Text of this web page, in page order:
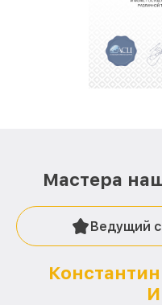
За годы своей
репутацию. Мы
стараемся каждый
Мастера
Ведущий